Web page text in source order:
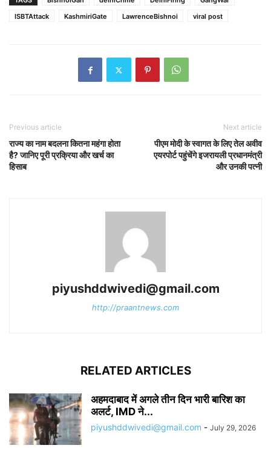
ISBTAttack
KashmiriGate LawrenceBishnoi viral post
Previous article
राज्य का नाम बदलना कितना महंगा होता
है? जानिए पूरी प्रक्रिया और खर्च का
हिसाब
Next article
पीएम मोदी के स्वागत के लिए तेल अवीव
एयरपोर्ट पहुंचेंगे इजरायली प्रधानमंत्री
और उनकी पत्नी
piyushddwivedi@gmail.com
http://praantnews.com
RELATED ARTICLES
अहमदाबाद में अगले तीन दिन भारी बारिश का
अलर्ट, IMD ने...
piyushddwivedi@gmail.com - July 29, 2026